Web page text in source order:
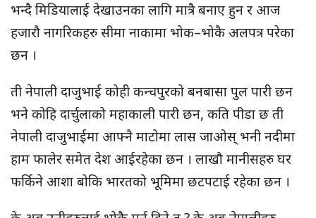
भन्दै मिडियालाई देखाउनका लागि मात्रै बनाए हुन र आज
हजारौ नागरिकहरु सीमा नाकामा भोक–भोकै अलपत्र परेका
छन ।
ती नेपाली दाजुभाई कोही कन्चपुरको बनबासा पुल पारी छन
भने कोहि दार्चुलाको महाकाली पारी छन, कति पीडा छ ती
नेपाली दाजुभाईमा आफ्नै माटोमा लास जाओस् भनी नदीमा
हाम फालेर समेत देश आईरहेका छन । लाखौ मानीसहरु घर
फर्किने आशा बोकि भारतको भूमिमा छटपटाई रहेका छन ।